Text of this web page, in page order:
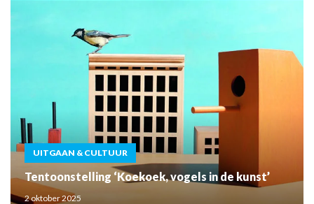
UITGAAN & CULTUUR
Tentoonstelling ‘Koekoek, vogels in de kunst’
2 oktober 2025